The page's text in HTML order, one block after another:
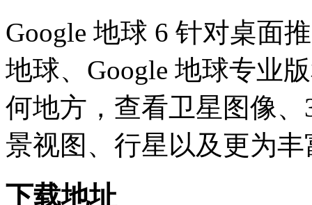
Google 地球 6 针对桌面
地球、Google 地球专业
何地方，查看卫星图像
景视图、行星以及更为
下载地址